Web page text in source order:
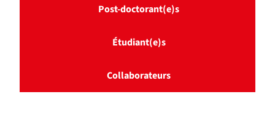
Post-doctorant(e)s
Étudiant(e)s
Collaborateurs